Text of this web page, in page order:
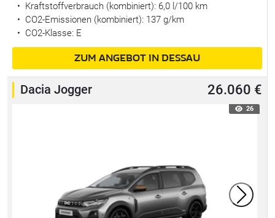
•
Kraftstoffverbrauch (kombiniert): 6,0 l/100 km
• CO2-Emissionen (kombiniert): 137 g/km
• CO2-Klasse: E
ZUM ANGEBOT IN DESSAU
Dacia Jogger 26.060 €
26